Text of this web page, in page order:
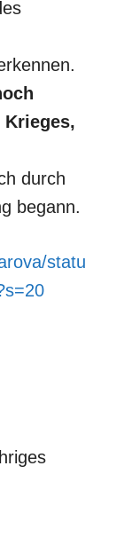
Krieges,
durch
begann.
statu